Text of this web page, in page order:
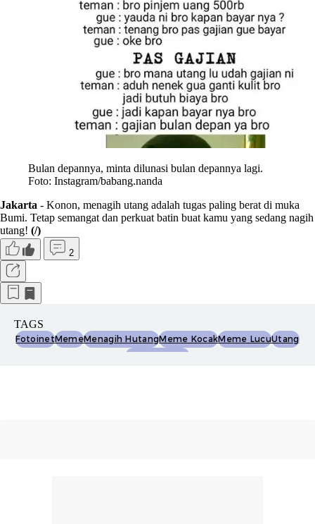
Bulan depannya, minta dilunasi bulan depannya lagi.
Foto: Instagram/babang.nanda
Jakarta - Konon, menagih utang adalah tugas paling berat di muka
Bumi. Tetap semangat dan perkuat batin buat kamu yang sedang nagih
utang! (/)
2
TAGS
FotoinetMemeMenagih HutangMeme KocakMeme LucuUtang